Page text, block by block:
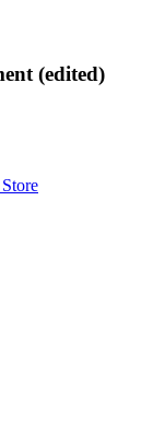
(edited)